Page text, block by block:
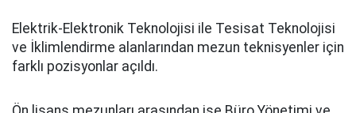
Elektrik-Elektronik Teknolojisi ile Tesisat Teknolojisi
ve İklimlendirme alanlarından mezun teknisyenler için
farklı pozisyonlar açıldı.